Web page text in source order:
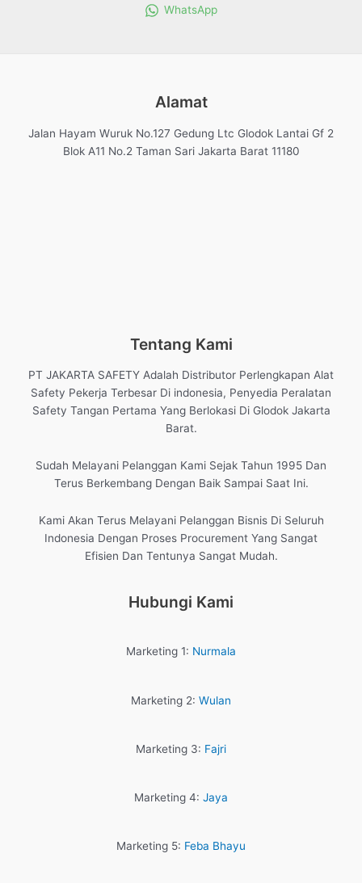
WhatsApp
Alamat
Jalan Hayam Wuruk No.127 Gedung Ltc Glodok Lantai Gf 2
Blok A11 No.2 Taman Sari Jakarta Barat 11180
Tentang Kami
PT JAKARTA SAFETY Adalah Distributor Perlengkapan Alat
Safety Pekerja Terbesar Di indonesia, Penyedia Peralatan
Safety Tangan Pertama Yang Berlokasi Di Glodok Jakarta
Barat.
Sudah Melayani Pelanggan Kami Sejak Tahun 1995 Dan
Terus Berkembang Dengan Baik Sampai Saat Ini.
Kami Akan Terus Melayani Pelanggan Bisnis Di Seluruh
Indonesia Dengan Proses Procurement Yang Sangat
Efisien Dan Tentunya Sangat Mudah.
Hubungi Kami
Marketing 1: Nurmala
Marketing 2: Wulan
Marketing 3: Fajri
Marketing 4: Jaya
Marketing 5: Feba Bhayu